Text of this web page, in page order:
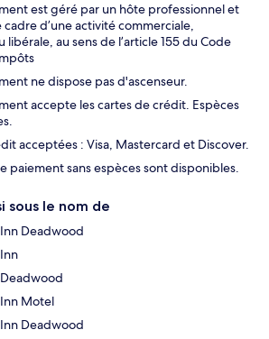
est géré par un hôte professionnel et
d’une activité commerciale,
libérale, au sens de l’article 155 du Code
ne dispose pas d'ascenseur.
accepte les cartes de crédit. Espèces
acceptées : Visa, Mastercard et Discover.
paiement sans espèces sont disponibles.
sous le nom de
Deadwood
Motel
Deadwood